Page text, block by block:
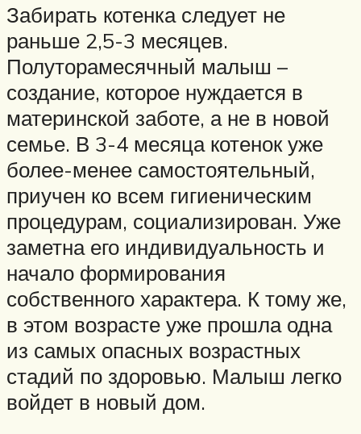
Забирать котенка следует не
раньше 2,5-3 месяцев.
Полуторамесячный малыш –
создание, которое нуждается в
материнской заботе, а не в новой
семье. В 3-4 месяца котенок уже
более-менее самостоятельный,
приучен ко всем гигиеническим
процедурам, социализирован. Уже
заметна его индивидуальность и
начало формирования
собственного характера. К тому же,
в этом возрасте уже прошла одна
из самых опасных возрастных
стадий по здоровью. Малыш легко
войдет в новый дом.